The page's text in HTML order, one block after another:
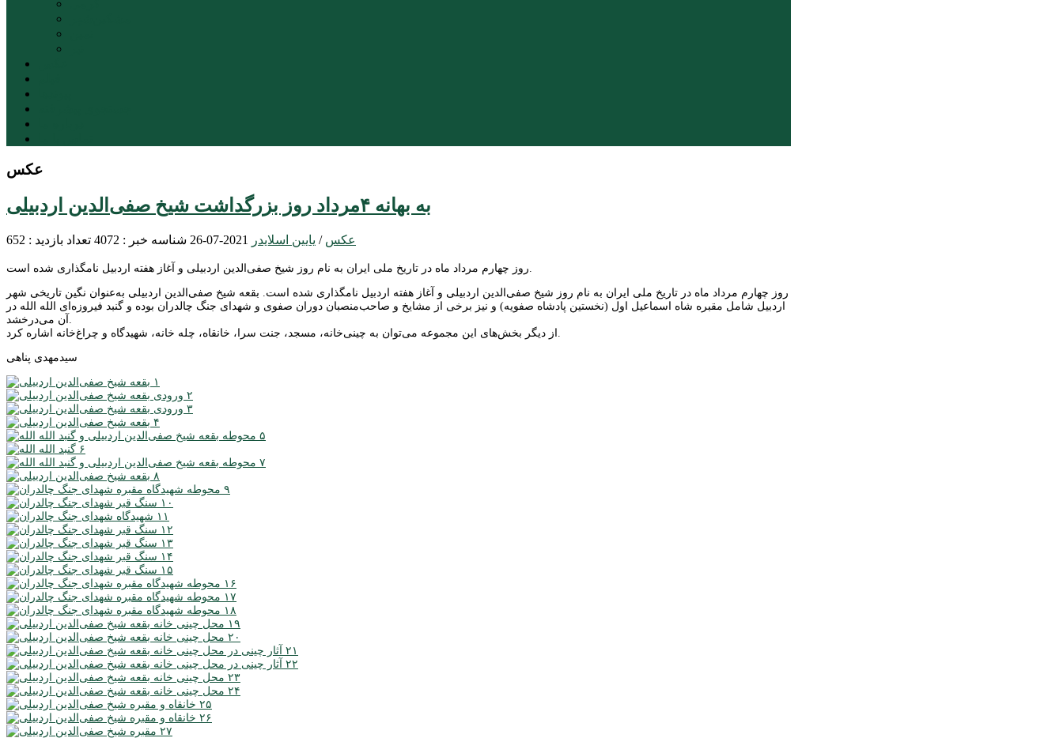
عکس
به بهانه ۴مرداد روز بزرگداشت شیخ صفی‌الدین اردبیلی
عکس / یایین اسلایدر 2021-07-26 شناسه خبر : 4072 تعداد بازدید : 652
روز چهارم مرداد ماه در تاریخ ملی ایران به نام روز شیخ صفی‌الدین اردبیلی و آغاز هفته اردبیل نامگذاری شده است. بقعه شیخ صفی‌الدین اردبیلی به‌عنوان نگین تاریخی شهر
اردبیل شامل مقبره شاه اسماعیل اول (نخستین پادشاه صفویه) و نیز برخی از مشایخ و صاحب‌منصبان دوران صفوی و شهدای جنگ چالدران بوده و گنبد فیروزه‌ای الله الله در
سیدمهدی پناهی
۱
۲
۳
۴
۵
۶
۷
۸
۹
۱۰
۱۱
۱۲
۱۳
۱۴
۱۵
۱۶
۱۷
۱۸
۱۹
۲۰
۲۱
۲۲
۲۳
۲۴
۲۵
۲۶
۲۷